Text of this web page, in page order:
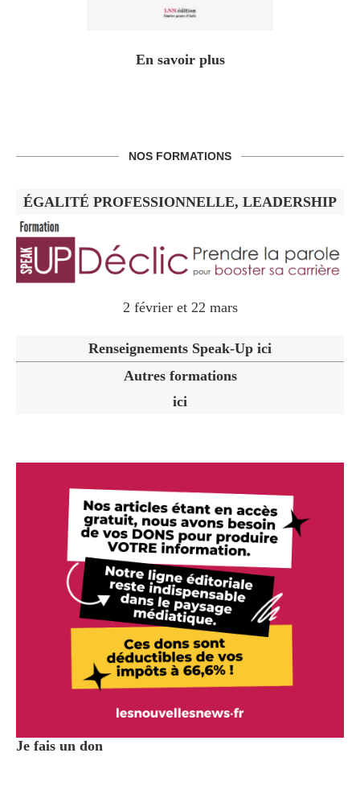
En savoir plus
NOS FORMATIONS
ÉGALITÉ PROFESSIONNELLE, LEADERSHIP
2 février et 22 mars
Renseignements Speak-Up ici
Autres formations
ici
Je fais un don